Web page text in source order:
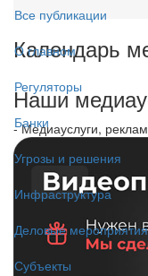
Все публикации
О главном
Регуляторы
Банки
Угрозы и решения
Инфраструктура
Деловые мероприятия
Субъекты
Календарь
Наши
- Медиауслуги,